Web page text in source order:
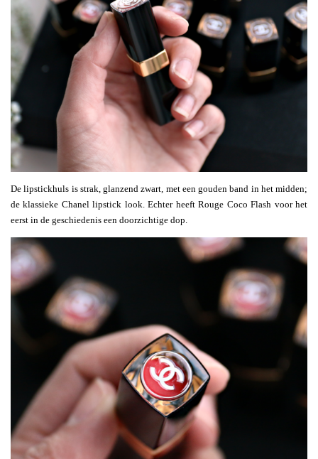
De lipstickhuls is strak, glanzend zwart, met een gouden band in het midden;
de klassieke Chanel lipstick look. Echter heeft Rouge Coco Flash voor het
eerst in de geschiedenis een doorzichtige dop.